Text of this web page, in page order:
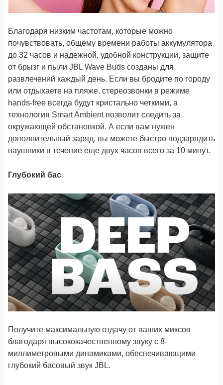
Благодаря низким частотам, которые можно
почувствовать, общему времени работы аккумулятора
до 32 часов и надежной, удобной конструкции, защите
от брызг и пыли JBL Wave Buds созданы для
развлечений каждый день. Если вы бродите по городу
или отдыхаете на пляже, стереозвонки в режиме
hands-free всегда будут кристально четкими, а
технология Smart Ambient позволит следить за
окружающей обстановкой. А если вам нужен
дополнительный заряд, вы можете быстро подзарядить
наушники в течение еще двух часов всего за 10 минут.
Глубокий бас
Получите максимальную отдачу от ваших миксов
благодаря высококачественному звуку с 8-
миллиметровыми динамиками, обеспечивающими
глубокий басовый звук JBL.